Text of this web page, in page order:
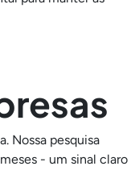
Nossa pesquisa
- um sinal claro